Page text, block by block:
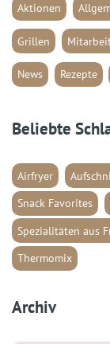
Aktionen
Grillen
News Rezepte
Beliebte
Airfryer
Snack Favorites
Spezialitäten aus
Thermomix
Archiv